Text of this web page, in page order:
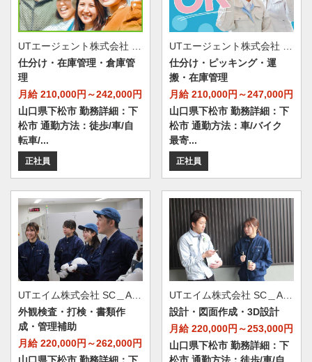
UTエージェント株式会社 AGT西日本第一CU AGT山口エリア HB下松CL 《JFWN1C》
仕分け・在庫管理・倉庫管
理
月給 210,000円～242,000円
山口県下松市 勤務詳細：下
松市 通勤方法：徒歩/車/自
転車/...
正社員
UTエージェント株式会社 AGT西日本第一CU AGT山口エリア HB下松CL 《JDVP1C》
仕分け・ピッキング・運
搬・在庫管理
月給 210,000円～247,000円
山口県下松市 勤務詳細：下
松市 通勤方法：車/バイク
最寄...
正社員
UTエイム株式会社 SC＿AIM西日本第一CU 笠戸第一テクノロジーCF《Adtv1C》
外観検査・打検・書類作
成・管理補助
月給 220,000円～262,000円
UTエイム株式会社 SC＿AIM西日本第一CU 笠戸第一テクノロジーCF《Adtu1C》
設計・図面作成・3D設計
月給 220,000円～253,000円
山口県下松市 勤務詳細：下